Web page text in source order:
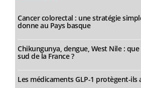
Cancer colorectal : une stratégie
donne au Pays basque
Chikungunya, dengue, West Nile :
sud de la France ?
Les médicaments GLP-1 protègent-ils